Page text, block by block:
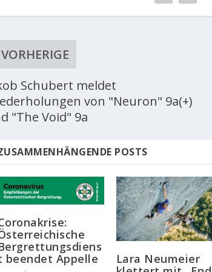
VORHERIGE
Schubert meldet
von "Neuron" 9a(+)
"The Void" 9a
POSTS
beendet Appelle
Lara Neumeier